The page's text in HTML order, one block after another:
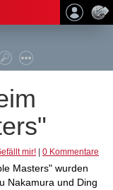
mir! 0 Kommentare
Masters" wurden
Nakamura und Ding